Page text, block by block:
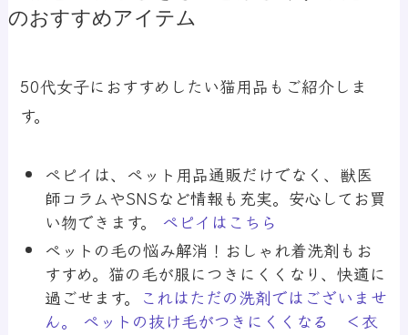
のおすすめアイテム
50代女子におすすめしたい猫用品もご紹介しま
す。
ペピイ は、ペット用品通販だけでなく、獣医
師コラムやSNSなど情報も充実。安心してお買
い物できます。 ペピイはこちら
ペットの毛の悩み解消！ おしゃれ着洗剤もお
すすめ。猫の毛が服につきにくくなり、快適に
過ごせます。
これはただの洗剤ではございませ
ん。 ペットの抜け毛がつきにくくなる ＜衣